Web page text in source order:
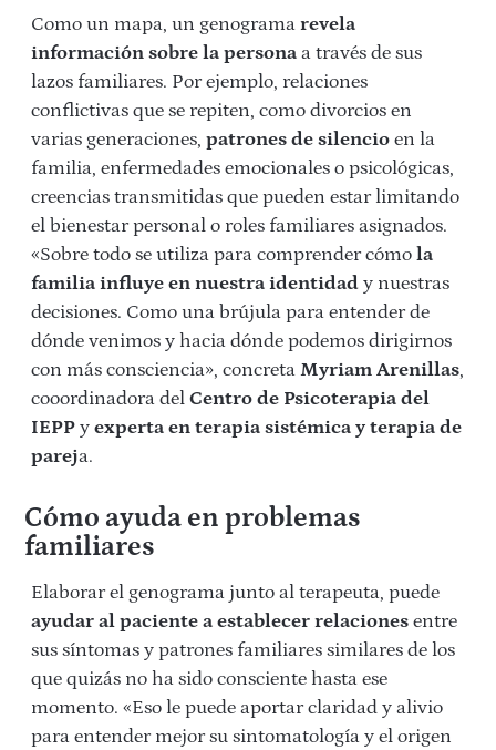
Como un mapa, un genograma revela
información sobre la persona a través de sus
lazos familiares. Por ejemplo, relaciones
conflictivas que se repiten, como divorcios en
varias generaciones, patrones de silencio en la
familia, enfermedades emocionales o psicológicas,
creencias transmitidas que pueden estar limitando
el bienestar personal o roles familiares asignados.
«Sobre todo se utiliza para comprender cómo la
familia influye en nuestra identidad y nuestras
decisiones. Como una brújula para entender de
dónde venimos y hacia dónde podemos dirigirnos
con más consciencia», concreta Myriam Arenillas,
cooordinadora del Centro de Psicoterapia del
IEPP y experta en terapia sistémica y terapia de
pareja.
Cómo ayuda en problemas
familiares
Elaborar el genograma junto al terapeuta, puede
ayudar al paciente a establecer relaciones entre
sus síntomas y patrones familiares similares de los
que quizás no ha sido consciente hasta ese
momento. «Eso le puede aportar claridad y alivio
para entender mejor su sintomatología y el origen